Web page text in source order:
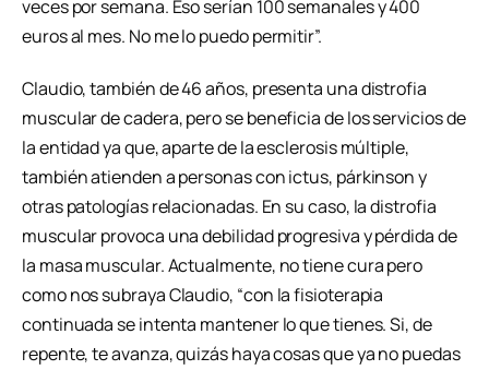
veces por semana. Eso serían 100 semanales y 400
euros al mes. No me lo puedo permitir”.
Claudio, también de 46 años, presenta una distrofia
muscular de cadera, pero se beneficia de los servicios de
la entidad ya que, aparte de la esclerosis múltiple,
también atienden a personas con ictus, párkinson y
otras patologías relacionadas. En su caso, la distrofia
muscular provoca una debilidad progresiva y pérdida de
la masa muscular. Actualmente, no tiene cura pero
como nos subraya Claudio, “con la fisioterapia
continuada se intenta mantener lo que tienes. Si, de
repente, te avanza, quizás haya cosas que ya no puedas